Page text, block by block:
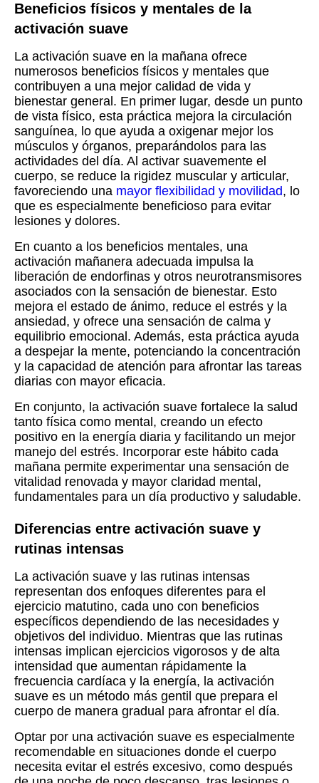
Beneficios físicos y mentales de la
activación suave
La activación suave en la mañana ofrece
numerosos beneficios físicos y mentales que
contribuyen a una mejor calidad de vida y
bienestar general. En primer lugar, desde un punto
de vista físico, esta práctica mejora la circulación
sanguínea, lo que ayuda a oxigenar mejor los
músculos y órganos, preparándolos para las
actividades del día. Al activar suavemente el
cuerpo, se reduce la rigidez muscular y articular,
favoreciendo una mayor flexibilidad y movilidad, lo
que es especialmente beneficioso para evitar
lesiones y dolores.
En cuanto a los beneficios mentales, una
activación mañanera adecuada impulsa la
liberación de endorfinas y otros neurotransmisores
asociados con la sensación de bienestar. Esto
mejora el estado de ánimo, reduce el estrés y la
ansiedad, y ofrece una sensación de calma y
equilibrio emocional. Además, esta práctica ayuda
a despejar la mente, potenciando la concentración
y la capacidad de atención para afrontar las tareas
diarias con mayor eficacia.
En conjunto, la activación suave fortalece la salud
tanto física como mental, creando un efecto
positivo en la energía diaria y facilitando un mejor
manejo del estrés. Incorporar este hábito cada
mañana permite experimentar una sensación de
vitalidad renovada y mayor claridad mental,
fundamentales para un día productivo y saludable.
Diferencias entre activación suave y
rutinas intensas
La activación suave y las rutinas intensas
representan dos enfoques diferentes para el
ejercicio matutino, cada uno con beneficios
específicos dependiendo de las necesidades y
objetivos del individuo. Mientras que las rutinas
intensas implican ejercicios vigorosos y de alta
intensidad que aumentan rápidamente la
frecuencia cardíaca y la energía, la activación
suave es un método más gentil que prepara el
cuerpo de manera gradual para afrontar el día.
Optar por una activación suave es especialmente
recomendable en situaciones donde el cuerpo
necesita evitar el estrés excesivo, como después